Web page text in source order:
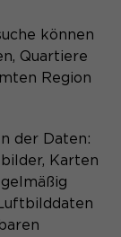
können
Quartiere
Region
der Daten:
Karten